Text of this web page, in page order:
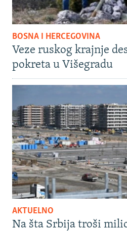
BOSNA I HERCEGOVINA
Veze ruskog krajnje
pokreta u Višegradu
AKTUELNO
Na šta Srbija troši